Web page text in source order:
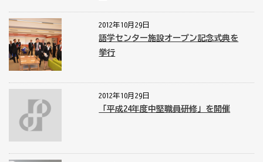
2012年10月29日
語学センター施設オープン記念式典を
挙行
2012年10月29日
「平成24年度中堅職員研修」を開催